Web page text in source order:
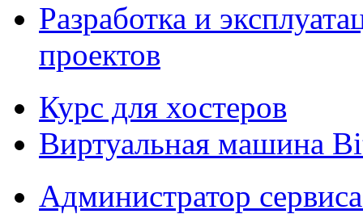
Разработка и
проектов
Курс для хостеров
Виртуальная машина
Администратор